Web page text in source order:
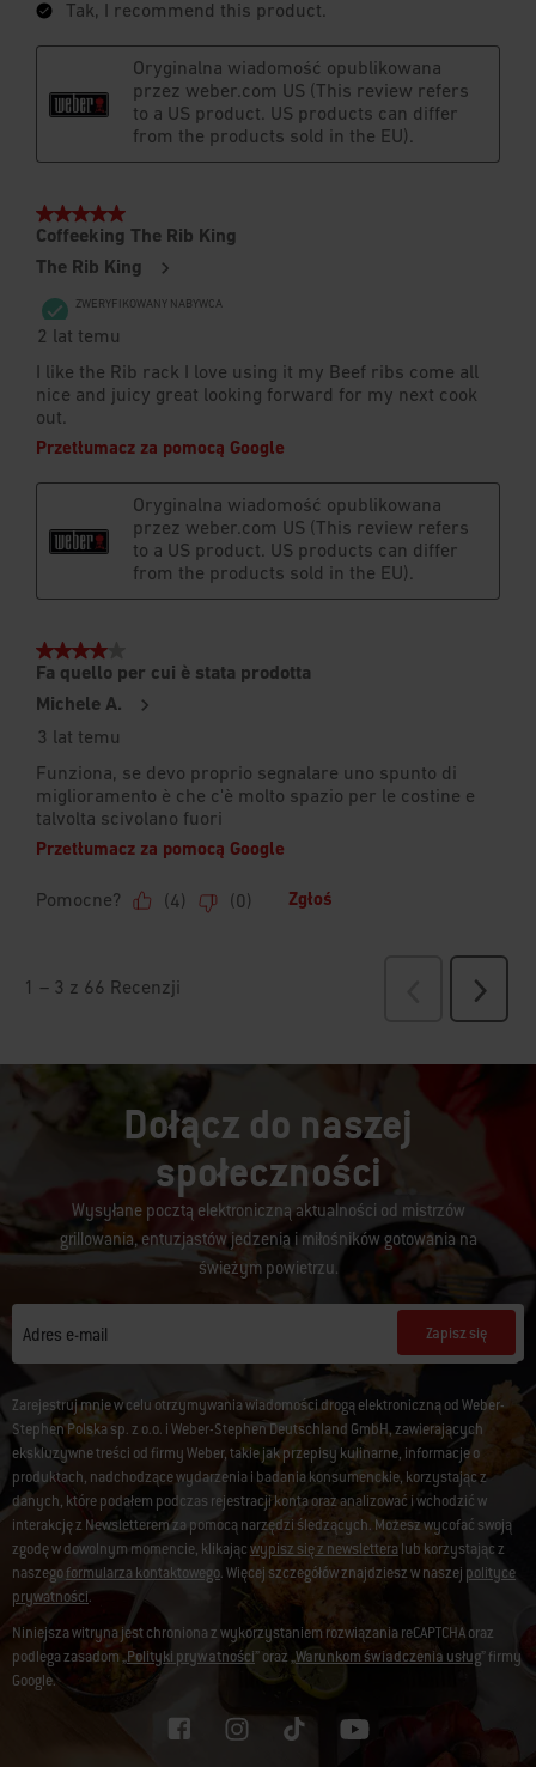
Dołącz do naszej
społeczności
Wysyłane pocztą elektroniczną aktualności od mistrzów
grillowania, entuzjastów jedzenia i miłośników gotowania na
świeżym powietrzu.
Adres e-mail Zapisz się
Zarejestruj mnie w celu otrzymywania wiadomości drogą elektroniczną od Weber-
Stephen Polska sp. z o.o. i Weber-Stephen Deutschland GmbH, zawierających
ekskluzywne treści od firmy Weber, takie jak przepisy kulinarne, informacje o
produktach, nadchodzące wydarzenia i badania konsumenckie, korzystając z
danych, które podałem podczas rejestracji konta oraz analizować i wchodzić w
interakcję z Newsletterem za pomocą narzędzi śledzących. Możesz wycofać swoją
zgodę w dowolnym momencie, klikającwypisz się z newslettera lub korzystając z
naszegoformularza kontaktowego. Więcej szczegółów znajdziesz w naszej polityce
prywatności.
Niniejsza witryna jest chroniona z wykorzystaniem rozwiązania reCAPTCHA oraz
podlega zasadom „Polityki prywatności” oraz „Warunkom świadczenia usług” firmy
Google.